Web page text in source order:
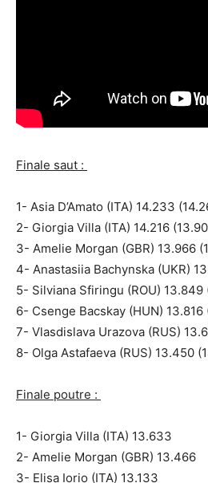
Finale saut :
1- Asia D’Amato (ITA) 14.233
2- Giorgia Villa (ITA) 14.216
3- Amelie Morgan (GBR) 13.966
4- Anastasiia Bachynska (UKR)
5- Silviana Sfiringu (ROU) 13.849
6- Csenge Bacskay (HUN) 13.816
7- Vlasdislava Urazova (RUS)
8- Olga Astafaeva (RUS) 13.450
Finale poutre :
1- Giorgia Villa (ITA) 13.633
2- Amelie Morgan (GBR) 13.466
3- Elisa Iorio (ITA) 13.133